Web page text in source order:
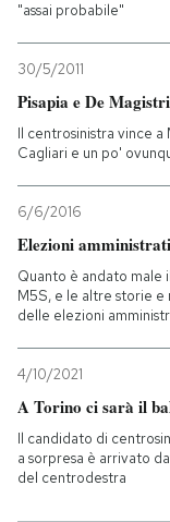
NEWSLETTER
I MIEI PREFERITI
CALENDARIO
AREA
Entra
"assai probabile"
30/5/2011
Pisapia e De
Il centrosinistra vince a
Cagliari e un po'
6/6/2016
Elezioni
Quanto è andato male
M5S, e le altre storie
delle elezioni
4/10/2021
A Torino ci sarà il
Il candidato di
a sorpresa è arrivato
del centrodestra